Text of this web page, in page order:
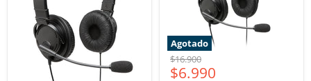
Agotado
Precio
original
$16.900
Precio
$6.990